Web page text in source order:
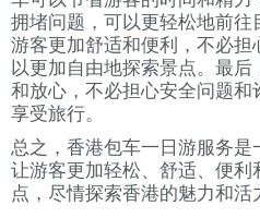
拥堵问题，可以更轻松地前
游客更加舒适和便利，不必
以更加自由地探索景点。最
和放心，不必担心安全问题
享受旅行。
总之，香港包车一日游服务
让游客更加轻松、舒适、便
点，尽情探索香港的魅力和活